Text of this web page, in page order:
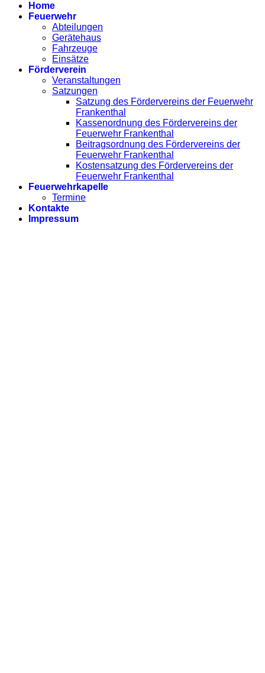
Home
Feuerwehr
Abteilungen
Gerätehaus
Fahrzeuge
Einsätze
Förderverein
Veranstaltungen
Satzungen
Satzung des Fördervereins der Feuerwehr
Frankenthal
Kassenordnung des Fördervereins der
Feuerwehr Frankenthal
Beitragsordnung des Fördervereins der
Feuerwehr Frankenthal
Kostensatzung des Fördervereins der
Feuerwehr Frankenthal
Feuerwehrkapelle
Termine
Kontakte
Impressum